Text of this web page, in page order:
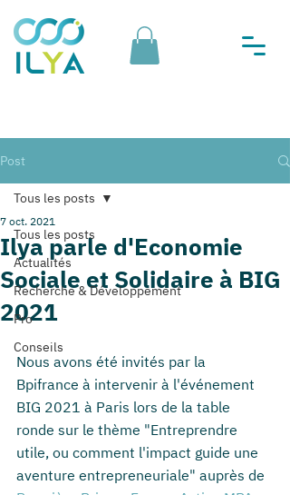
Post
Tous les posts
Actualités
Recherche & Développement
Pro
Conseils
Tous les posts
Ilya parle d'Economie
Sociale et Solidaire à BIG
2021
7 oct. 2021
Nous avons été invités par la
Bpifrance à intervenir à l'événement
BIG 2021 à Paris lors de la table
ronde sur le thème "Entreprendre
utile, ou comment l'impact guide une
aventure entrepreneuriale" auprès de